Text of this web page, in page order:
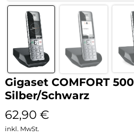
Gigaset COMFORT 500
Silber/Schwarz
62,90 €
inkl. MwSt.